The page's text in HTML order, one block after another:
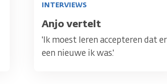
INTERVIEWS
Titel
Anjo vertelt
'Ik moest leren accepteren dat er
een nieuwe ik was.'